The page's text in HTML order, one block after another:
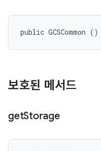
public GCSCommon ()
보호된 메서드
getStorage